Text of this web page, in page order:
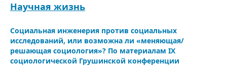
Научная жизнь
Социальная инженерия против социальных
исследований, или возможна ли «меняющая/
решающая социология»? По материалам IX
социологической Грушинской конференции